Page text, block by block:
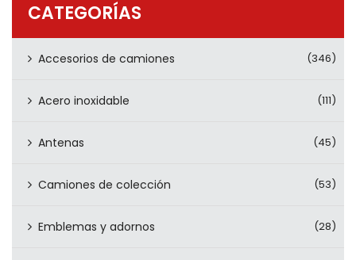
CATEGORÍAS
Accesorios de camiones (346)
Acero inoxidable (111)
Antenas (45)
Camiones de colección (53)
Emblemas y adornos (28)